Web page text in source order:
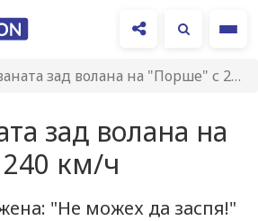
зад волана на "Порше" с 240 км/ч
зад волана на
км/ч
"Не можех да заспя!"